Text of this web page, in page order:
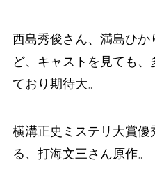
西島秀俊さん、満島ひ
ど、キャストを見ても
ており期待大。
横溝正史ミステリ大賞
る、打海文三さん原作。